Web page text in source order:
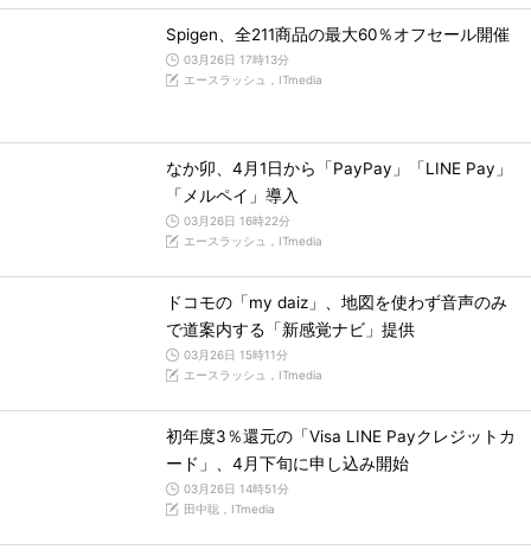
Spigen、全211商品の最大60％オフセール開催
03月26日 17時13分
エースラッシュ，ITmedia
なか卯、4月1日から「PayPay」「LINE Pay」
「メルペイ」導入
03月26日 16時22分
エースラッシュ，ITmedia
ドコモの「my daiz」、地図を使わず音声のみ
で道案内する「新感覚ナビ」提供
03月26日 15時11分
エースラッシュ，ITmedia
初年度3％還元の「Visa LINE Payクレジットカ
ード」、4月下旬に申し込み開始
03月26日 14時51分
田中聡，ITmedia